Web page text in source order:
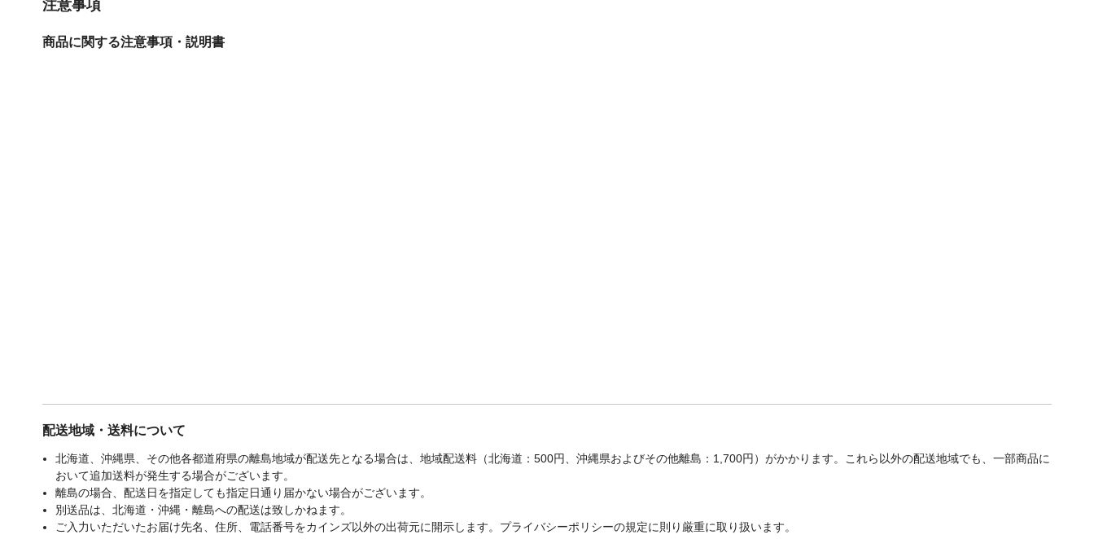
注意事項
商品に関する注意事項・説明書
配送地域・送料について
北海道、沖縄県、その他各都道府県の離島地域が配送先となる場合は、地域配送料（北海道：500円、沖縄県およびその他離島：1,700円）がかかります。これら以外の配送地域でも、一部商品に
おいて追加送料が発生する場合がございます。
離島の場合、配送日を指定しても指定日通り届かない場合がございます。
別送品は、北海道・沖縄・離島への配送は致しかねます。
ご入力いただいたお届け先名、住所、電話番号をカインズ以外の出荷元に開示します。プライバシーポリシーの規定に則り厳重に取り扱います。